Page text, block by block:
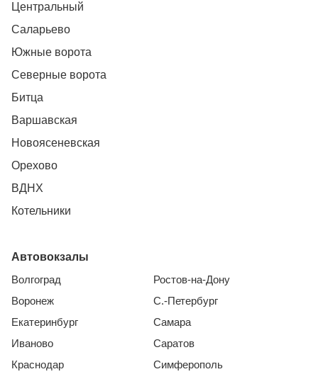
Центральный
Саларьево
Южные ворота
Северные ворота
Битца
Варшавская
Новоясеневская
Орехово
ВДНХ
Котельники
Автовокзалы
Волгоград
Воронеж
Екатеринбург
Иваново
Краснодар
Ростов-на-Дону
С.-Петербург
Самара
Саратов
Симферополь